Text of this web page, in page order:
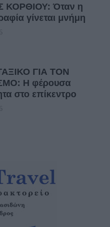
ΚΟΡΘΙΟΥ: Όταν η
γίνεται μνήμη
ΓΙΑ ΤΟΝ
Η φέρουσα
στο επίκεντρο